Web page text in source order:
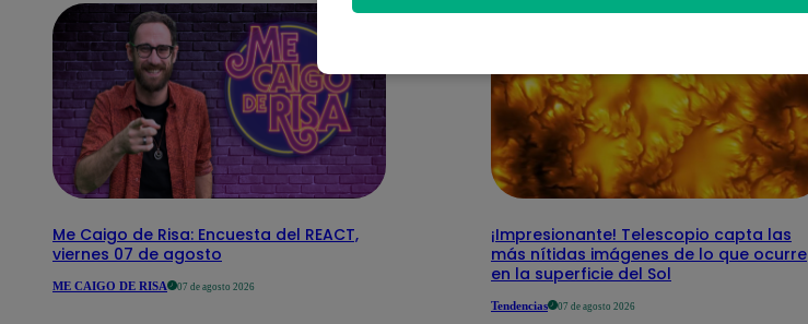
Me Caigo de Risa: Encuesta del REACT,
viernes 07 de agosto
ME CAIGO DE RISA 07 de agosto 2026
¡Impresionante! Telescopio capta las
más nítidas imágenes de lo que ocurre
en la superficie del Sol
Tendencias 07 de agosto 2026